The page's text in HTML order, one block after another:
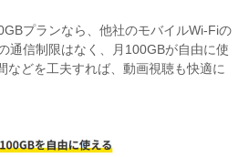
プランなら、他社のモバイルWi-Fiの
通信制限はなく、月100GBが自由に使
などを工夫すれば、動画視聴も快適に